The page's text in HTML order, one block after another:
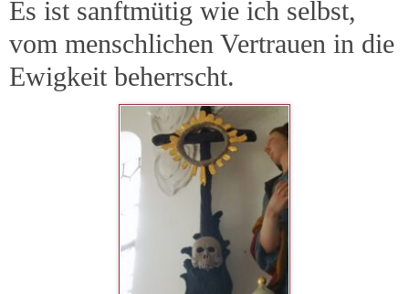
Es ist sanftmütig wie ich selbst,
vom menschlichen Vertrauen in die
Ewigkeit beherrscht.